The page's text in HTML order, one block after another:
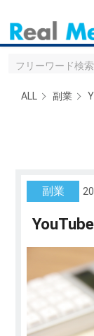
ALL 副業
副業